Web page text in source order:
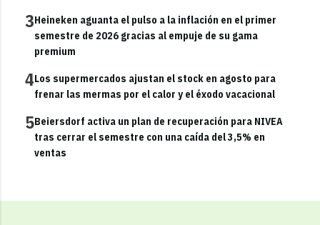
3Heineken aguanta el pulso a la inflación en el primer
semestre de 2026 gracias al empuje de su gama
premium
4Los supermercados ajustan el stock en agosto para
frenar las mermas por el calor y el éxodo vacacional
5Beiersdorf activa un plan de recuperación para NIVEA
tras cerrar el semestre con una caída del 3,5% en
ventas